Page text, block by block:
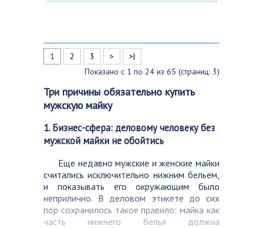
1 2 3 >
>|
Показано с 1 по 24 из 65 (страниц: 3)
Три причины обязательно купить
мужскую майку
1. Бизнес-сфера: деловому человеку без
мужской майки не обойтись
Еще недавно мужские и женские майки
считались исключительно нижним бельем,
и показывать его окружающим было
неприлично. В деловом этикете до сих
пор сохранилось такое правило: майка как
часть нижнего белья должна